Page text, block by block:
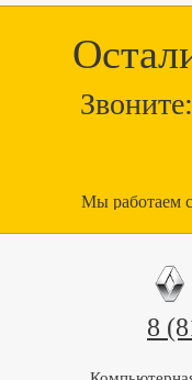
Звоните:
Мы работаем
8